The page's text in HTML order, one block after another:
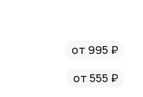
от 995 ₽
от 555 ₽